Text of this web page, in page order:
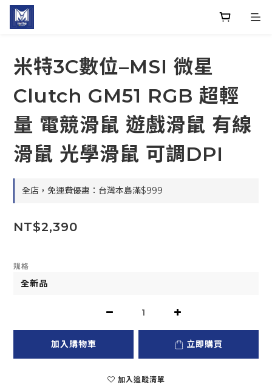
米特3C數位–MSI 微星
Clutch GM51 RGB 超輕
量 電競滑鼠 遊戲滑鼠 有線
滑鼠 光學滑鼠 可調DPI
全店，免運費優惠：台灣本島滿$999
NT$2,390
規格
加入購物車 立即購買
加入追蹤清單